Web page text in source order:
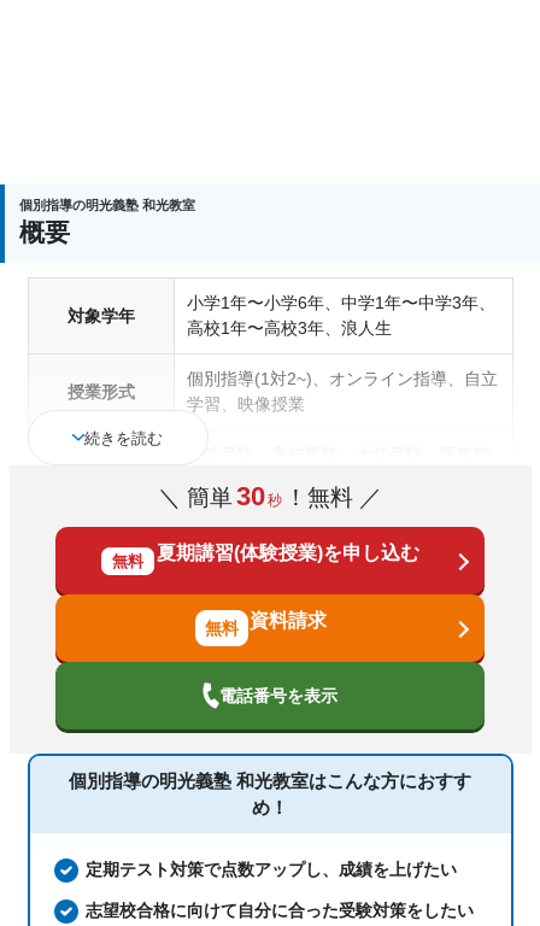
個別指導の明光義塾 和光教室
概要
対象学年
小学1年〜小学6年、中学1年〜中学3年、
高校1年〜高校3年、浪人生
授業形式
個別指導(1対2~)、オンライン指導、自立
学習、映像授業
通塾の目的
策、学習習慣の定着、総合型選抜(旧AO)
対策、推薦入試対策、学校別特化対策、
国公立大対策、私大対策、共通テスト対
策、英検(英語検定)対策、漢検(漢字検定)
対策、数学特化対策、英語・英会話特化
対策、その他科目別特化対策
中高一貫校生に対応、特待生・奨学金制
度あり、授業の振替可能、不登校生に対
応、学習にPC・タブレットを利用、オン
ライン対応、1科目から受講可能、季節
講習のみの受講可、発達障害・学習障害
の子どもに対応、自習室あり
科目 国語、算数、数学、理科、社会、英語
続きを読む
＼ 簡単30秒 ！無料 ／
無料 夏期講習(体験授業)を申し込む
資料請求
電話番号を表示
個別指導の明光義塾 和光教室はこんな方におすす
め！
定期テスト対策で点数アップし、成績を上げたい
志望校合格に向けて自分に合った受験対策をしたい